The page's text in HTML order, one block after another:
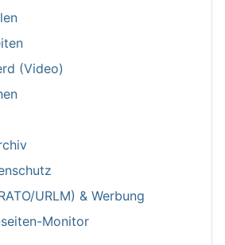
(Video)
URLM) & Werbung
Monitor